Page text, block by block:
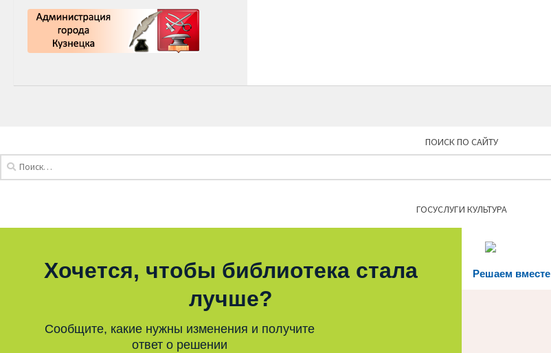
ПОИСК ПО САЙТУ
ГОСУСЛУГИ КУЛЬТУРА
Решаем вместе
Хочется, чтобы библиотека стала
лучше?
Сообщите, какие нужны изменения и получите
ответ о решении